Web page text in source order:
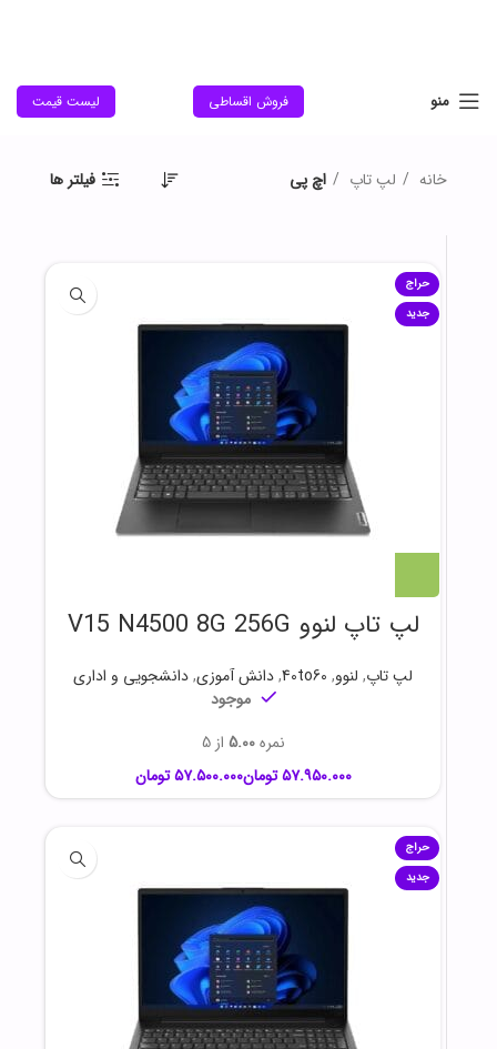
منو فروش اقساطی لیست قیمت
خانه لپ تاپ اچ پی فیلتر ها
حراج
جدید
لپ تاپ لنوو V15 N4500 8G 256G
لپ تاپ, لنوو,
40to60
,دانش آموزی,دانشجویی و اداری
موجود
نمره5.00 از 5
تومان
تومان
حراج
جدید